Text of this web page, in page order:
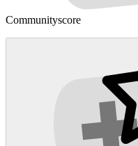
Communityscore